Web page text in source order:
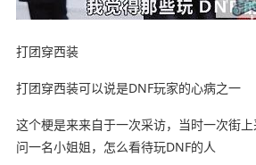
打团穿西装
打团穿西装可以说是DNF玩家的心病之一
这个梗是来来自于一次采访，当时一次街
问一名小姐姐，怎么看待玩DNF的人